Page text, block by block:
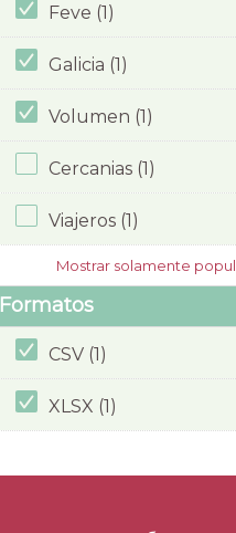
Feve (1)
Galicia (1)
Volumen (1)
Cercanias (1)
Viajeros (1)
Mostrar solamente
Formatos
CSV (1)
XLSX (1)